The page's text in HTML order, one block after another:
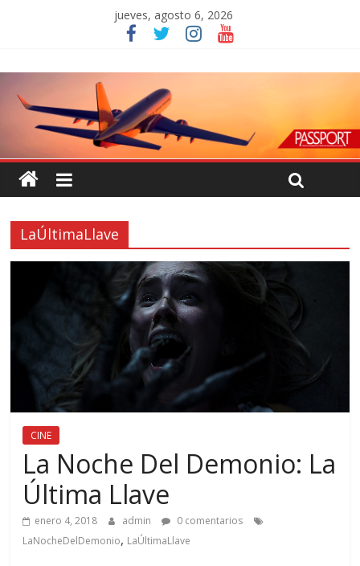
jueves, agosto 6, 2026
LaÚltimaLlave
CINE
La Noche Del Demonio: La
Última Llave
enero 4, 2018 admin
0 comentarios
LaNocheDelDemonio, LaÚltimaLlave